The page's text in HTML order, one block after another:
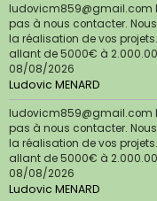
ludovicm859@gmail.com
pas à nous contacter.
la réalisation de vos
allant de 5000€ à
08/08/2026
Ludovic MENARD
ludovicm859@gmail.com
pas à nous contacter.
la réalisation de vos
allant de 5000€ à
08/08/2026
Ludovic MENARD